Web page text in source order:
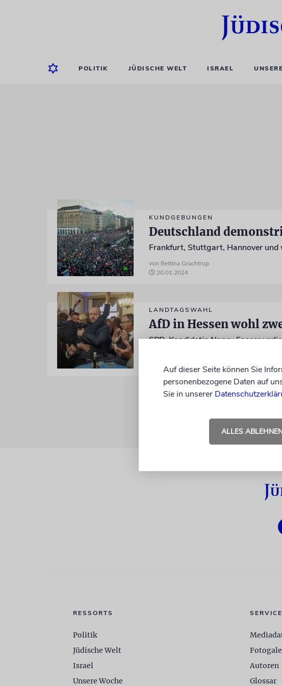
POLITIK JÜDISCHE WELT ISRAEL
KUNDGEBUNGEN
von Bettina Grachtrup
20.01.2024
LANDTAGSWAHL
AfD in Hessen wohl
RESSORTS
Politik
Jüdische Welt
Israel
Unsere Woche
SERVICE
Autoren
Glossar
Auf dieser Seite können Sie
personenbezogene Daten auf
Sie in unserer
ALLES